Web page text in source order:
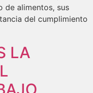
de alimentos, sus
del cumplimiento
LA